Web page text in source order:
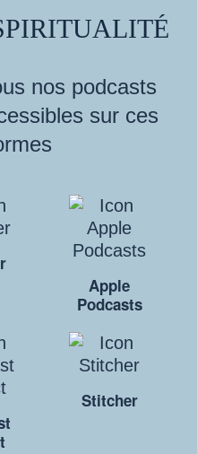
nos podcasts
sur ces
Apple
Podcasts
Stitcher